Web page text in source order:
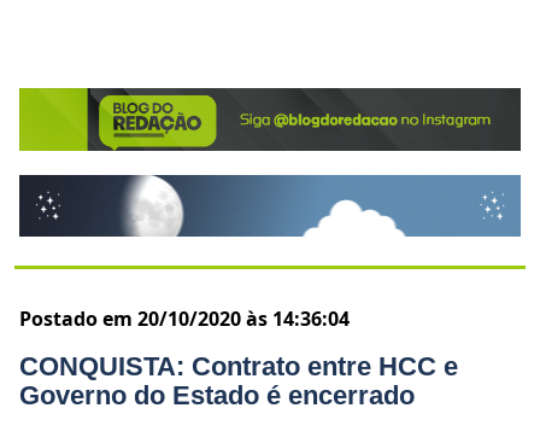
Postado em 20/10/2020 às 14:36:04
CONQUISTA: Contrato entre HCC e
Governo do Estado é encerrado